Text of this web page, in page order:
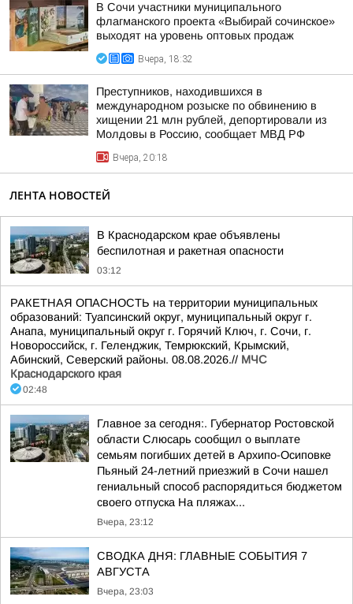
В Сочи участники муниципального
флагманского проекта «Выбирай сочинское»
выходят на уровень оптовых продаж
Вчера, 18:32
Преступников, находившихся в
международном розыске по обвинению в
хищении 21 млн рублей, депортировали из
Молдовы в Россию, сообщает МВД РФ
Вчера, 20:18
ЛЕНТА НОВОСТЕЙ
В Краснодарском крае объявлены
беспилотная и ракетная опасности
03:12
РАКЕТНАЯ ОПАСНОСТЬ на территории муниципальных
образований: Туапсинский округ, муниципальный округ г.
Анапа, муниципальный округ г. Горячий Ключ, г. Сочи, г.
Новороссийск, г. Геленджик, Темрюкский, Крымский,
Абинский, Северский районы. 08.08.2026.// МЧС
Краснодарского края
02:48
Главное за сегодня:. Губернатор Ростовской
области Слюсарь сообщил о выплате
семьям погибших детей в Архипо-Осиповке
Пьяный 24-летний приезжий в Сочи нашел
гениальный способ распорядиться бюджетом
своего отпуска На пляжах...
Вчера, 23:12
СВОДКА ДНЯ: ГЛАВНЫЕ СОБЫТИЯ 7
АВГУСТА
Вчера, 23:03